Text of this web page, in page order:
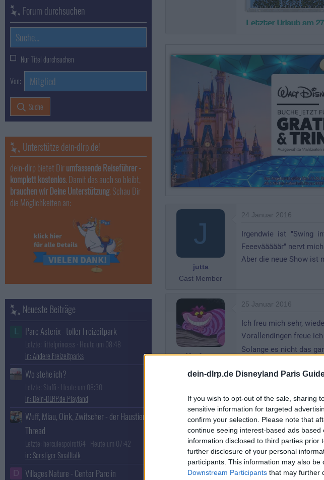
dein-dlrp.de Disneyland Paris
If you wish to opt-out of the sale, sharing
sensitive information for targeted
confirm your selection. Please note that
continue seeing interest-based ads
information disclosed to third parties
further disclosure of your personal
participants. This information may also
Downstream Participants that may further
J
jutta
Cast Member
24 Januar 2016
Irgendwie ist "Swing
Feeevääääär" nervt
Aber die neue Show ist
MrsAnne
Disney University
25 Januar 2016
Ich freu mich sehr,
Vorallendingen freue
Solange es nicht das
Imagineer
25 Januar 2016
Ich liebe Swing into
könnte .... ich freu
erleben
Forum durchsuchen
Nur Titel durchsuchen
Von:
Suche
Unterstütze dein-dlrp.de!
dein-dlrp bietet Dirumfassende Reiseführer -
komplett kostenlos. Damit das auch so bleibt,
brauchen wir Deine Unterstützung. Schau Dir
die Möglichkeiten an:
Neueste Beiträge
L Parc Asterix - toller Freizeitpark
Letzte: littelprincess Heute um 08:48
Andere Freizeitparks
Wo stehe ich?
Letzte: Stuffi Heute um 08:30
Dein-DLRP.de Playland
Wuff, Miau, Oink, Zwitscher - der Haustier
Thread
Letzte: herculespoirot64 Heute um 07:42
Sonstiger Smalltalk
D
Villages Nature - Center Parc in